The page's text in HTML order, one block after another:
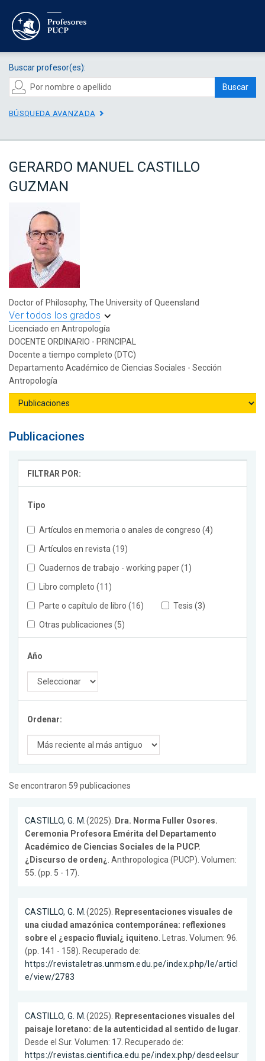
Buscar profesor(es):
Buscar
BÚSQUEDA AVANZADA
GERARDO MANUEL CASTILLO
GUZMAN
Doctor of Philosophy, The University of Queensland
Ver todos los grados
Licenciado en Antropología
DOCENTE ORDINARIO - PRINCIPAL
Docente a tiempo completo (DTC)
Departamento Académico de Ciencias Sociales - Sección
Antropología
Publicaciones
FILTRAR POR:
Tipo
Artículos en memoria o anales de congreso (4)
Artículos en revista (19)
Cuadernos de trabajo - working paper (1)
Libro completo (11)
Parte o capítulo de libro (16)
Tesis (3)
Otras publicaciones (5)
Año
Ordenar:
Se encontraron 59 publicaciones
CASTILLO, G. M.(2025). Dra. Norma Fuller Osores.
Ceremonia Profesora Emérita del Departamento
Académico de Ciencias Sociales de la PUCP.
¿Discurso de orden¿ . Anthropologica (PUCP). Volumen:
55. (pp. 5 - 17).
CASTILLO, G. M.(2025). Representaciones visuales de
una ciudad amazónica contemporánea: reflexiones
sobre el ¿espacio fluvial¿ iquiteno. Letras. Volumen: 96.
(pp. 141 - 158). Recuperado de:
https://revistaletras.unmsm.edu.pe/index.php/le/articl
e/view/2783
CASTILLO, G. M.(2025). Representaciones visuales del
paisaje loretano: de la autenticidad al sentido de lugar.
Desde el Sur. Volumen: 17. Recuperado de:
https://revistas.cientifica.edu.pe/index.php/desdeelsur